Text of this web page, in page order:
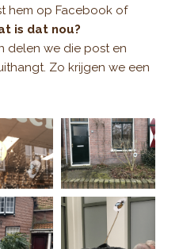
hem op Facebook of
is dat nou?
delen we die post en
Zo krijgen we een